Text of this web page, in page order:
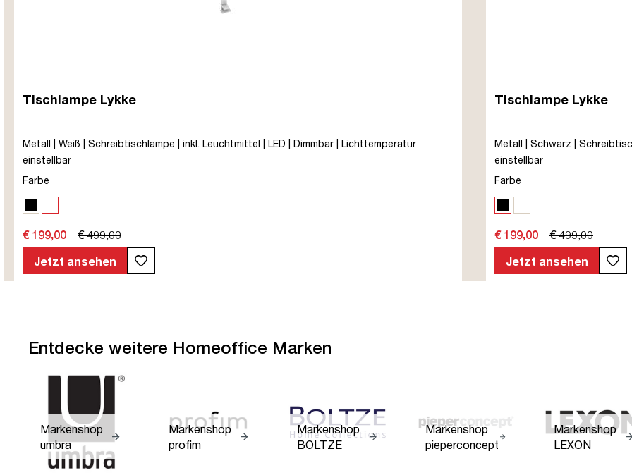
Tischlampe Lykke
Metall | Weiß | Schreibtischlampe | inkl. Leuchtmittel | LED | Dimmbar | Lichttemperatur
einstellbar
Farbe
€ 199,00
€ 499,00
Jetzt ansehen
Tischlampe Lykke
Metall | Schwarz |
einstellbar
Farbe
€ 199,00
€ 499,00
Jetzt ansehen
Entdecke weitere Homeoffice Marken
Markenshop
umbra
Markenshop
profim
Markenshop
BOLTZE
Markenshop
pieperconcept
Markenshop
LEXON